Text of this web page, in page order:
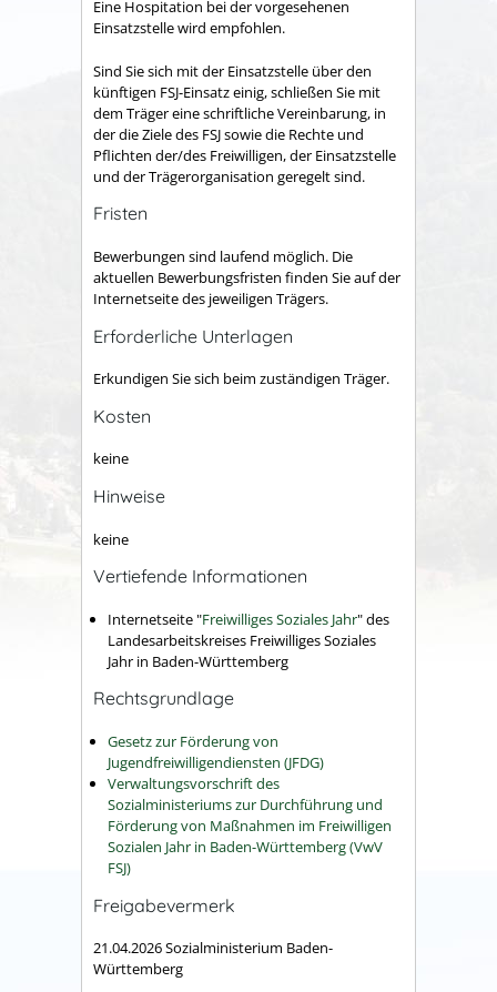
Eine Hospitation bei der vorgesehenen
Einsatzstelle wird empfohlen.
Sind Sie sich mit der Einsatzstelle über den
künftigen FSJ-Einsatz einig, schließen Sie mit
dem Träger eine schriftliche Vereinbarung, in
der die Ziele des FSJ sowie die Rechte und
Pflichten der/des Freiwilligen, der Einsatzstelle
und der Trägerorganisation geregelt sind.
Fristen
Bewerbungen sind laufend möglich. Die
aktuellen Bewerbungsfristen finden Sie auf der
Internetseite des jeweiligen Trägers.
Erforderliche Unterlagen
Erkundigen Sie sich beim zuständigen Träger.
Kosten
keine
Hinweise
keine
Vertiefende Informationen
Internetseite "Freiwilliges Soziales Jahr" des
Landesarbeitskreises Freiwilliges Soziales
Jahr in Baden-Württemberg
Rechtsgrundlage
Gesetz zur Förderung von
Jugendfreiwilligendiensten (JFDG)
Verwaltungsvorschrift des
Sozialministeriums zur Durchführung und
Förderung von Maßnahmen im Freiwilligen
Sozialen Jahr in Baden-Württemberg (VwV
FSJ)
Freigabevermerk
21.04.2026 Sozialministerium Baden-
Württemberg